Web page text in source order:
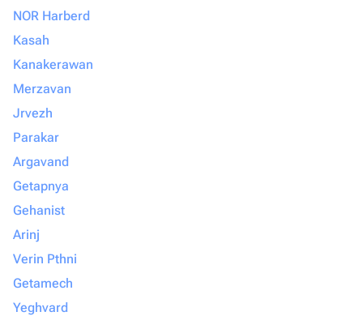
NOR Harberd
Kasah
Kanakerawan
Merzavan
Jrvezh
Parakar
Argavand
Getapnya
Gehanist
Arinj
Verin Pthni
Getamech
Yeghvard